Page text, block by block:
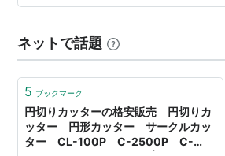
これには、サークルカッターとカッ
ア iC-1500P NT Cutter Amazon この
は薄いア…
ネットで話題
5 ブックマーク
円切りカッターの格安販売 円切りカ
ッター 円形カッター サークルカッ
ター CL-100P C-2500P C-